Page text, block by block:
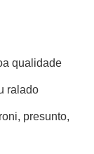
qualidade
ralado
presunto,